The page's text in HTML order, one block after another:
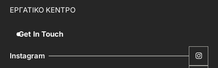
ΕΡΓΑΤΙΚΟ ΚΕΝΤΡΟ
Get In Touch
Instagram